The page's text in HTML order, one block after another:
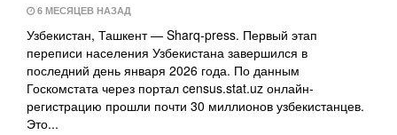
6 МЕСЯЦЕВ НАЗАД
Узбекистан, Ташкент — Sharq-press. Первый этап
переписи населения Узбекистана завершился в
последний день января 2026 года. По данным
Госкомстата через портал census.stat.uz онлайн-
регистрацию прошли почти 30 миллионов узбекистанцев.
Это...